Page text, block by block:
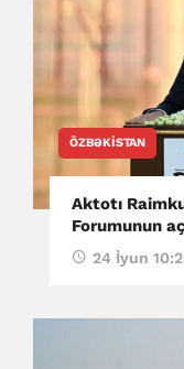
ÖZBƏKISTAN
Aktotı
Forumunun
24 İyun